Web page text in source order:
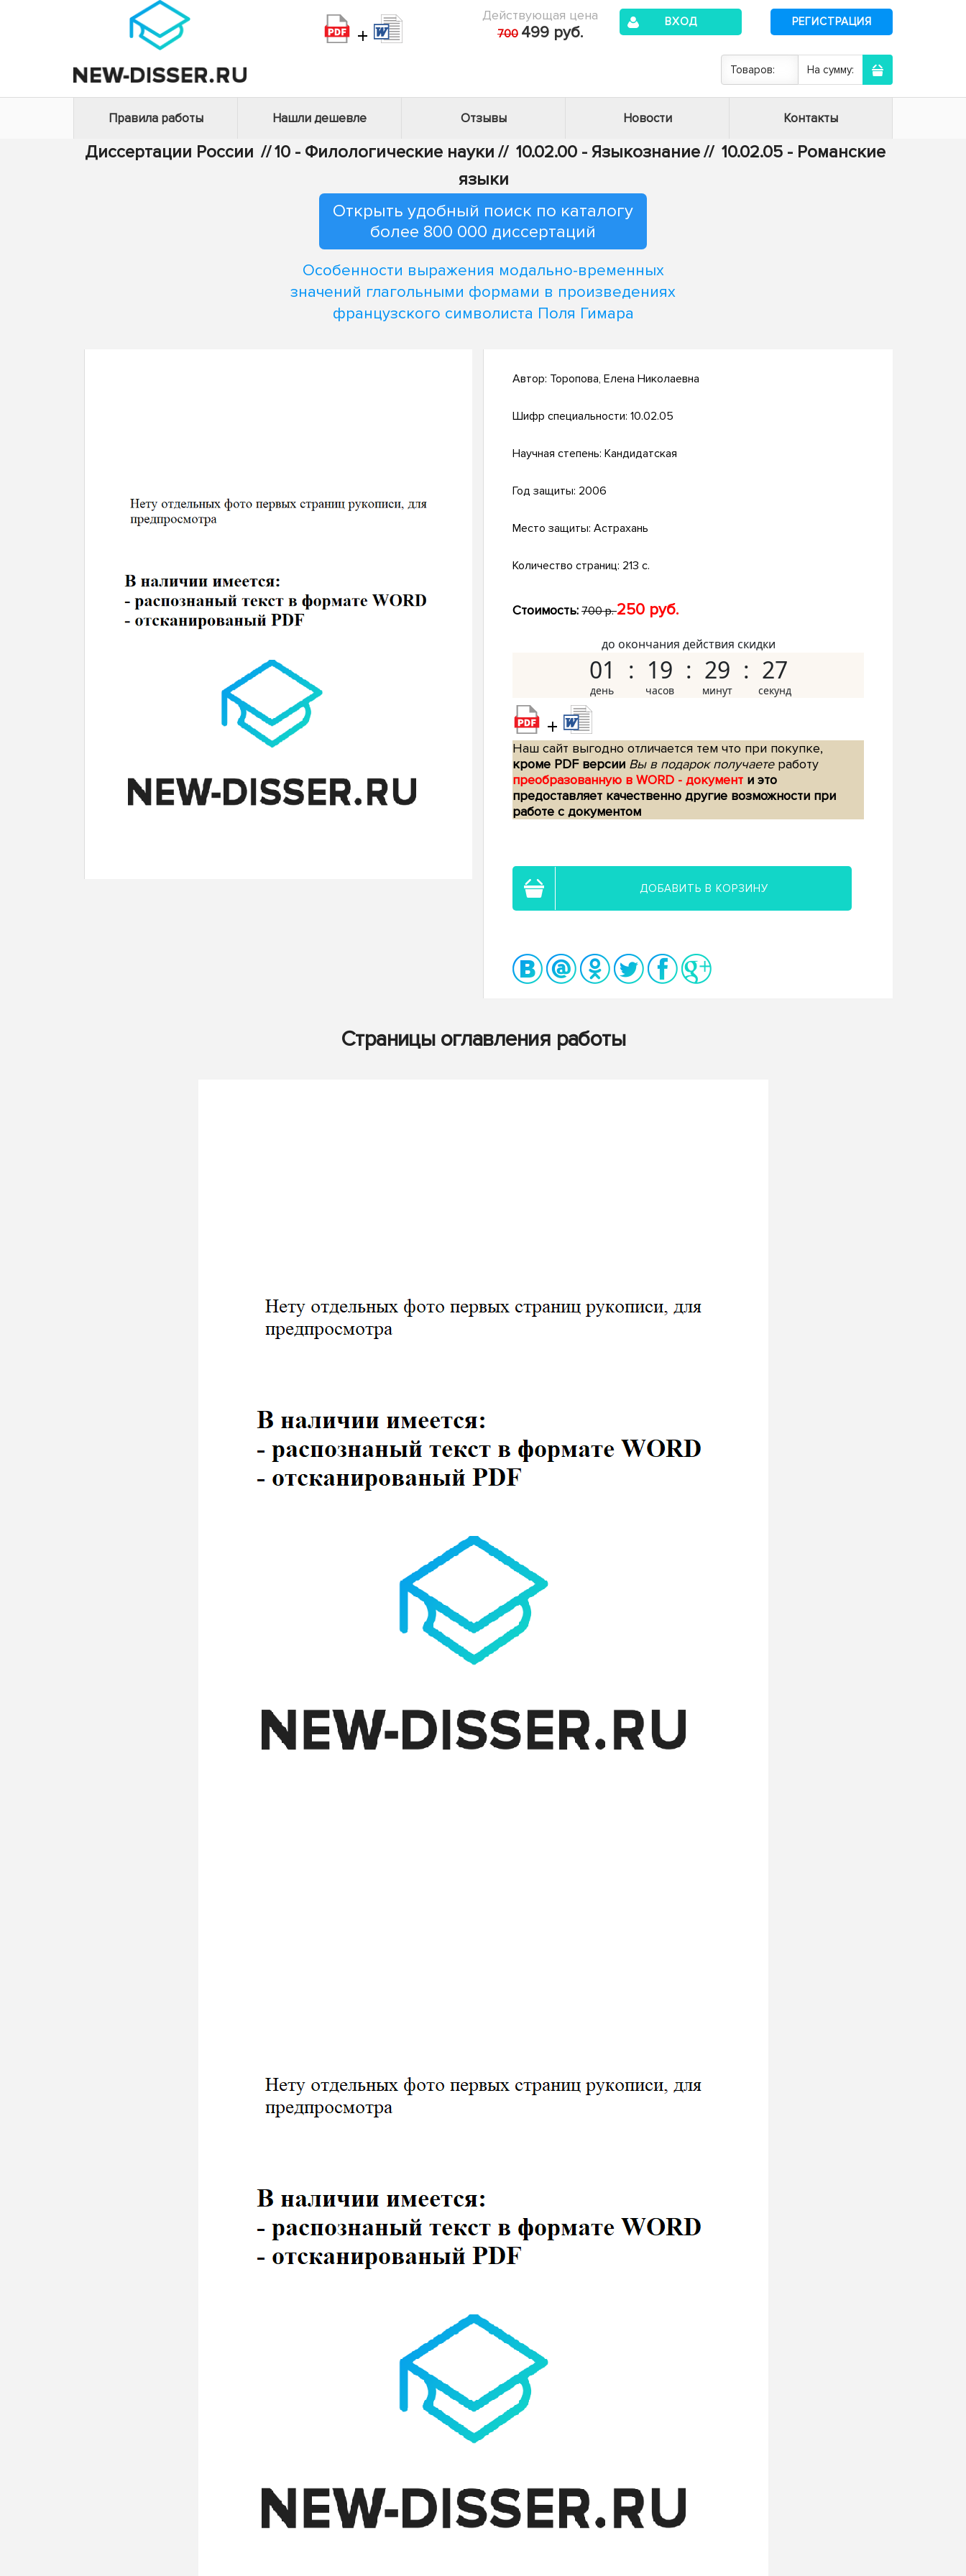
+
Действующая цена
700 499 руб.
ВХОД РЕГИСТРАЦИЯ
Товаров: На сумму:
Правила работы Нашли дешевле Отзывы Новости Контакты
Диссертации России //10 - Филологические науки // 10.02.00 - Языкознание// 10.02.05 - Романские
языки
Открыть удобный поиск по каталогу
более 800 000 диссертаций
Особенности выражения модально-временных
значений глагольными формами в произведениях
французского символиста Поля Гимара
Автор: Торопова, Елена Николаевна
Шифр специальности: 10.02.05
Научная степень: Кандидатская
Год защиты: 2006
Место защиты: Астрахань
Количество страниц: 213 с.
Стоимость: 700 р.250 руб.
до окончания действия скидки
01 19 29 26
+
Наш сайт выгодно отличается тем что при покупке,
кроме PDF версии Вы в подарок получаетеработу
преобразованную в WORD - документ и это
предоставляет качественно другие возможности при
работе с документом
ДОБАВИТЬ В КОРЗИНУ
Страницы оглавления работы